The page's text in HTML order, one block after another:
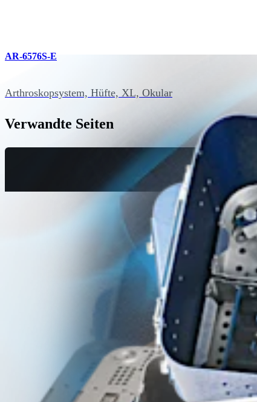
AR-6576S-E
Arthroskopsystem, Hüfte, XL, Okular
Verwandte Seiten
Knotless SutureTak® -Anker-Technik – Anterior
Operationsverfahren